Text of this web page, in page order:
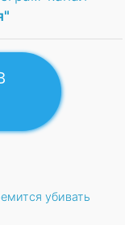
убивать